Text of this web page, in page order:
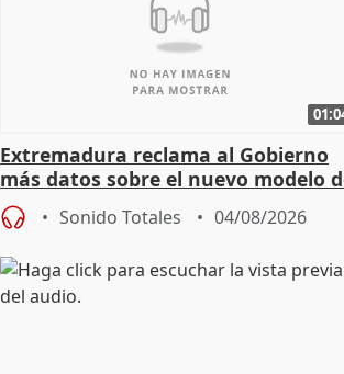
Extremadura reclama al Gobierno
más datos sobre el nuevo modelo
financiación
Sonido Totales 04/08/2026